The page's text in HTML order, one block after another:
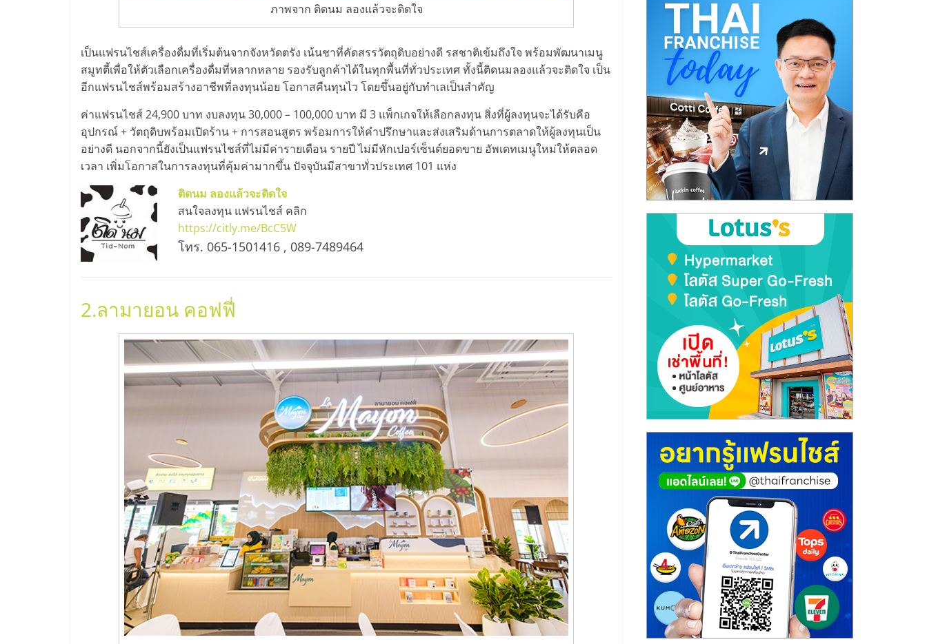
ไชส์
ขาย
แฟ
รน
ไชส์
แฟ
รน
ขาย
หน้า
บ้าน
น้อย
ภาพจาก ติดนม ลองแล้วจะติดใจ
เป็นแฟรนไชส์เครื่องดื่มที่เริ่มต้นจากจังหวัดตรัง เน้นชาที่คัดสรรวัตถุดิบอย่างดี รสชาติเข้มถึงใจ พร้อมพัฒนาเมนู
สมูทตี้เพื่อให้ตัวเลือกเครื่องดื่มที่หลากหลาย รองรับลูกค้าได้ในทุกพื้นที่ทั่วประเทศ ทั้งนี้ติดนมลองแล้วจะติดใจ เป็น
อีกแฟรนไชส์พร้อมสร้างอาชีพที่ลงทุนน้อย โอกาสคืนทุนไว โดยขึ้นอยู่กับทำเลเป็นสำคัญ
ค่าแฟรนไชส์ 24,900 บาท งบลงทุน 30,000 – 100,000 บาท มี 3 แพ็กเกจให้เลือกลงทุน สิ่งที่ผู้ลงทุนจะได้รับคือ
อุปกรณ์ + วัตถุดิบพร้อมเปิดร้าน + การสอนสูตร พร้อมการให้คำปรึกษาและส่งเสริมด้านการตลาดให้ผู้ลงทุนเป็น
อย่างดี นอกจากนี้ยังเป็นแฟรนไชส์ที่ไม่มีค่ารายเดือน รายปี ไม่มีหักเปอร์เซ็นต์ยอดขาย อัพเดทเมนูใหม่ให้ตลอด
เวลา เพิ่มโอกาสในการลงทุนที่คุ้มค่ามากขึ้น ปัจจุบันมีสาขาทั่วประเทศ 101 แห่ง
ติดนม ลองแล้วจะติดใจ
สนใจลงทุน แฟรนไชส์ คลิก
https://citly.me/BcC5W
โทร. 065-1501416 , 089-7489464
2.ลามายอน คอฟฟี่